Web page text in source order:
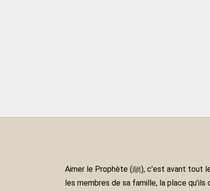
Aimer le Prophète (ﷺ), c’est avant tout le connaître pour pouvoir le suivre et le prendre en tant que modèle dans notre vie de tous les jours. Connaître
les membres de sa famille, la place